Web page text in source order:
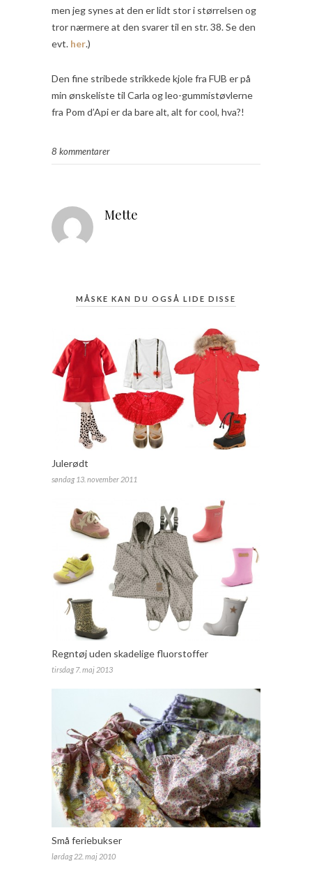
men jeg synes at den er lidt stor i størrelsen og
tror nærmere at den svarer til en str. 38. Se den
evt. her.)
Den fine stribede strikkede kjole fra FUB er på
min ønskeliste til Carla og leo-gummistøvlerne
fra Pom d’Api er da bare alt, alt for cool, hva?!
8 kommentarer
Mette
MÅSKE KAN DU OGSÅ LIDE DISSE
Julerødt
søndag 13. november 2011
Regntøj uden skadelige fluorstoffer
tirsdag 7. maj 2013
Små feriebukser
lørdag 22. maj 2010